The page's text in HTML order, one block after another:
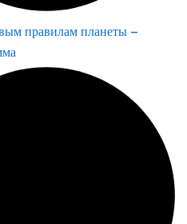
правилам планеты –